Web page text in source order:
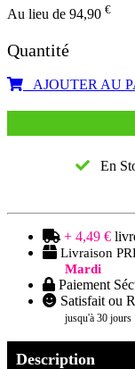
Au lieu de 94,90 €
Quantité
AJOUTER AU
En
+ 4,49 €
Livraison
Mardi
Paiement
Satisfait ou
jusqu'à 30 jours
Description